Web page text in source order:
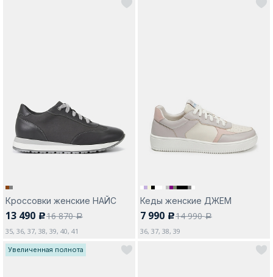
Кроссовки женские НАЙС
13 490 c16 870a
35, 36, 37, 38, 39, 40, 41
Кеды женские ДЖЕМ
7 990 c14 990a
36, 37, 38, 39
Увеличенная полнота